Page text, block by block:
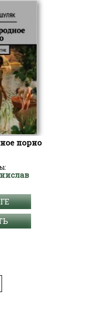
порно